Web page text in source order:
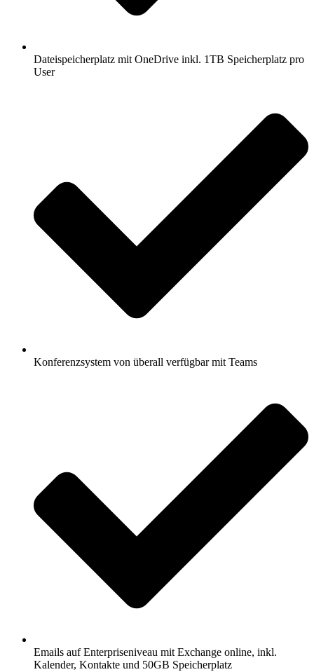
Dateispeicherplatz mit OneDrive inkl. 1TB Speicherplatz pro
User
Konferenzsystem von überall verfügbar mit Teams
Emails auf Enterpriseniveau mit Exchange online, inkl.
Kalender, Kontakte und 50GB Speicherplatz